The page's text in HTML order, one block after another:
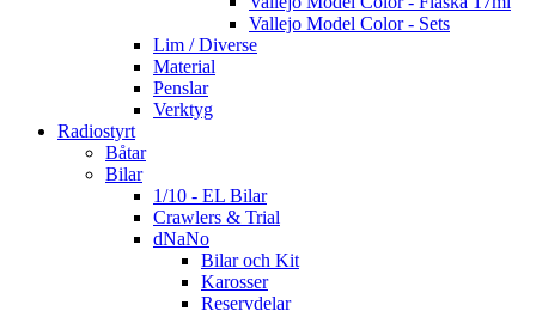
Vallejo Model Color - Sets
Lim / Diverse
Material
Penslar
Verktyg
Radiostyrt
Båtar
Bilar
1/10 - EL Bilar
Crawlers & Trial
dNaNo
Bilar och Kit
Karosser
Reservdelar